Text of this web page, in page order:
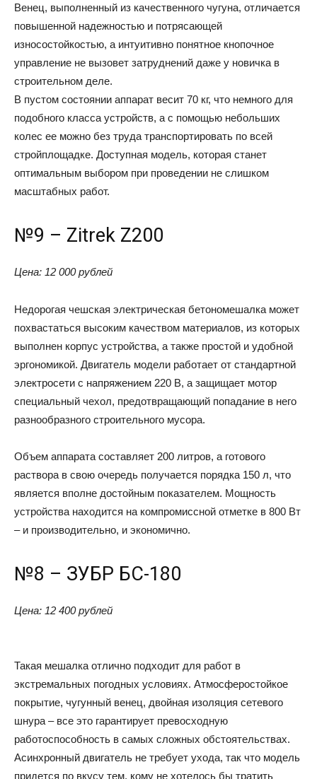
Венец, выполненный из качественного чугуна, отличается
повышенной надежностью и потрясающей
износостойкостью, а интуитивно понятное кнопочное
управление не вызовет затруднений даже у новичка в
строительном деле.
В пустом состоянии аппарат весит 70 кг, что немного для
подобного класса устройств, а с помощью небольших
колес ее можно без труда транспортировать по всей
стройплощадке. Доступная модель, которая станет
оптимальным выбором при проведении не слишком
масштабных работ.
№9 – Zitrek Z200
Цена: 12 000 рублей
Недорогая чешская электрическая бетономешалка может
похвастаться высоким качеством материалов, из которых
выполнен корпус устройства, а также простой и удобной
эргономикой. Двигатель модели работает от стандартной
электросети с напряжением 220 В, а защищает мотор
специальный чехол, предотвращающий попадание в него
разнообразного строительного мусора.
Объем аппарата составляет 200 литров, а готового
раствора в свою очередь получается порядка 150 л, что
является вполне достойным показателем. Мощность
устройства находится на компромиссной отметке в 800 Вт
– и производительно, и экономично.
№8 – ЗУБР БС-180
Цена: 12 400 рублей
Такая мешалка отлично подходит для работ в
экстремальных погодных условиях. Атмосферостойкое
покрытие, чугунный венец, двойная изоляция сетевого
шнура – все это гарантирует превосходную
работоспособность в самых сложных обстоятельствах.
Асинхронный двигатель не требует ухода, так что модель
придется по вкусу тем, кому не хотелось бы тратить